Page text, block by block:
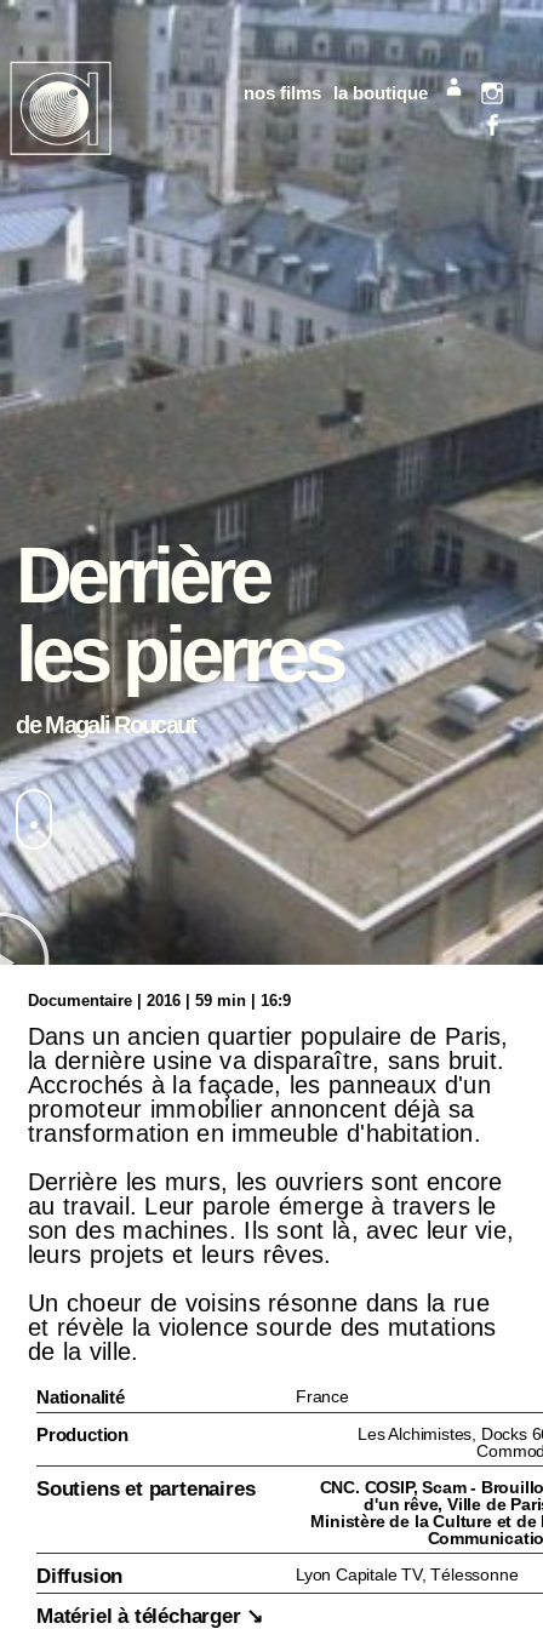
nos films la boutique mon compte
Derrière
les pierres
de Magali Roucaut
Documentaire | 2016 | 59 min | 16:9
Dans un ancien quartier populaire de Paris,
la dernière usine va disparaître, sans bruit.
Accrochés à la façade, les panneaux d'un
promoteur immobilier annoncent déjà sa
transformation en immeuble d'habitation.
Derrière les murs, les ouvriers sont encore
au travail. Leur parole émerge à travers le
son des machines. Ils sont là, avec leur vie,
leurs projets et leurs rêves.
Un choeur de voisins résonne dans la rue
et révèle la violence sourde des mutations
de la ville.
Nationalité France
Production
Les Alchimistes, Docks
Soutiens et partenaires
CNC. COSIP, Scam -
d'un rêve, Ville de
Ministère de la Culture et de
Diffusion Lyon Capitale TV, Télessonne
Matériel à télécharger ↘︎